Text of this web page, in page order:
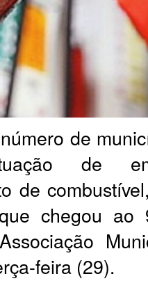
de
de
de
chegou
feira (29).